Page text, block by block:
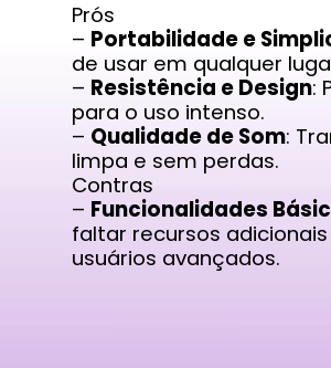
Prós
– Portabilidade e
de usar em qualquer
– Resistência e Design:
para o uso intenso.
– Qualidade de Som:
limpa e sem perdas.
Contras
– Funcionalidades
faltar recursos
usuários avançados.